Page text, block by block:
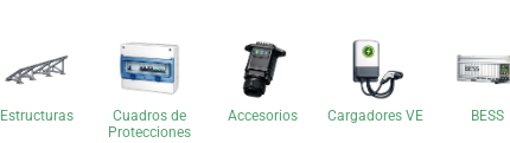
Estructuras
Cuadros de
Protecciones
Accesorios Cargadores VE BESS